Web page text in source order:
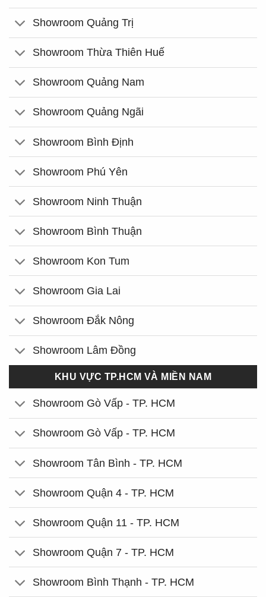
Showroom Quảng Trị
Showroom Thừa Thiên Huế
Showroom Quảng Nam
Showroom Quảng Ngãi
Showroom Bình Định
Showroom Phú Yên
Showroom Ninh Thuận
Showroom Bình Thuận
Showroom Kon Tum
Showroom Gia Lai
Showroom Đắk Nông
Showroom Lâm Đồng
KHU VỰC TP.HCM VÀ MIỀN NAM
Showroom Gò Vấp - TP. HCM
Showroom Gò Vấp - TP. HCM
Showroom Tân Bình - TP. HCM
Showroom Quận 4 - TP. HCM
Showroom Quận 11 - TP. HCM
Showroom Quận 7 - TP. HCM
Showroom Bình Thạnh - TP. HCM